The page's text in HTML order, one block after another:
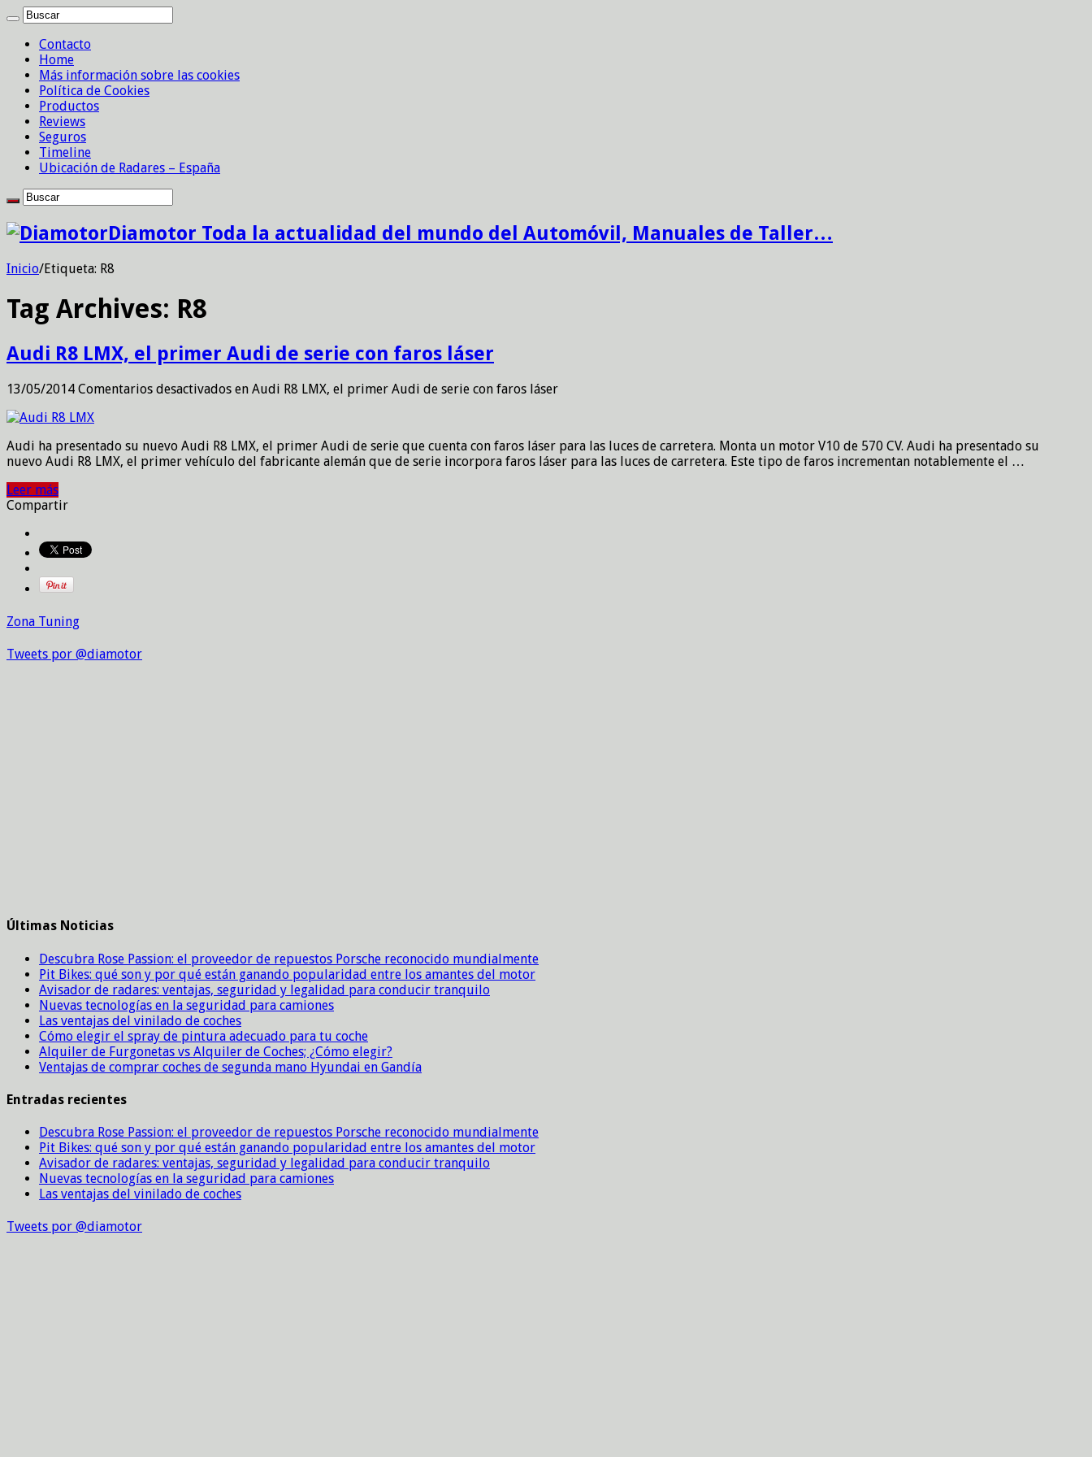
Contacto
Home
Más información sobre las cookies
Política de Cookies
Productos
Reviews
Seguros
Timeline
Ubicación de Radares – España
Diamotor Toda la actualidad del mundo del Automóvil, Manuales de Taller…
Inicio/Etiqueta: R8
Tag Archives: R8
Audi R8 LMX, el primer Audi de serie con faros láser
13/05/2014 Comentarios desactivados en Audi R8 LMX, el primer Audi de serie con faros láser
Audi ha presentado su nuevo Audi R8 LMX, el primer Audi de serie que cuenta con faros láser para las luces de carretera. Monta un motor V10 de 570 CV. Audi ha presentado su
nuevo Audi R8 LMX, el primer vehículo del fabricante alemán que de serie incorpora faros láser para las luces de carretera. Este tipo de faros incrementan notablemente el …
Leer más
Compartir
Zona Tuning
Tweets por @diamotor
Últimas Noticias
Descubra Rose Passion: el proveedor de repuestos Porsche reconocido mundialmente
Pit Bikes: qué son y por qué están ganando popularidad entre los amantes del motor
Avisador de radares: ventajas, seguridad y legalidad para conducir tranquilo
Nuevas tecnologías en la seguridad para camiones
Las ventajas del vinilado de coches
Cómo elegir el spray de pintura adecuado para tu coche
Alquiler de Furgonetas vs Alquiler de Coches; ¿Cómo elegir?
Ventajas de comprar coches de segunda mano Hyundai en Gandía
Entradas recientes
Descubra Rose Passion: el proveedor de repuestos Porsche reconocido mundialmente
Pit Bikes: qué son y por qué están ganando popularidad entre los amantes del motor
Avisador de radares: ventajas, seguridad y legalidad para conducir tranquilo
Nuevas tecnologías en la seguridad para camiones
Las ventajas del vinilado de coches
Tweets por @diamotor